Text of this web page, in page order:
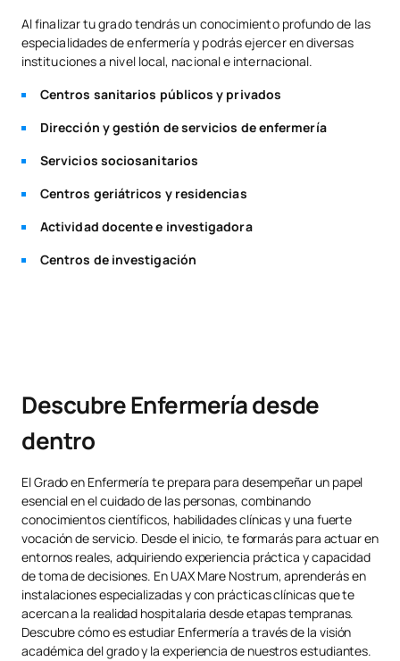
Al finalizar tu grado tendrás un conocimiento profundo de las
especialidades de enfermería y podrás ejercer en diversas
instituciones a nivel local, nacional e internacional.
Centros sanitarios públicos y privados
Dirección y gestión de servicios de enfermería
Servicios sociosanitarios
Centros geriátricos y residencias
Actividad docente e investigadora
Centros de investigación
Descubre Enfermería desde
dentro
El Grado en Enfermería te prepara para desempeñar un papel
esencial en el cuidado de las personas, combinando
conocimientos científicos, habilidades clínicas y una fuerte
vocación de servicio. Desde el inicio, te formarás para actuar en
entornos reales, adquiriendo experiencia práctica y capacidad
de toma de decisiones. En UAX Mare Nostrum, aprenderás en
instalaciones especializadas y con prácticas clínicas que te
acercan a la realidad hospitalaria desde etapas tempranas.
Descubre cómo es estudiar Enfermería a través de la visión
académica del grado y la experiencia de nuestros estudiantes.